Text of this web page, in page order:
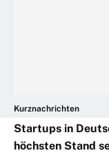
Kurznachrichten
Startups in
höchsten Stand